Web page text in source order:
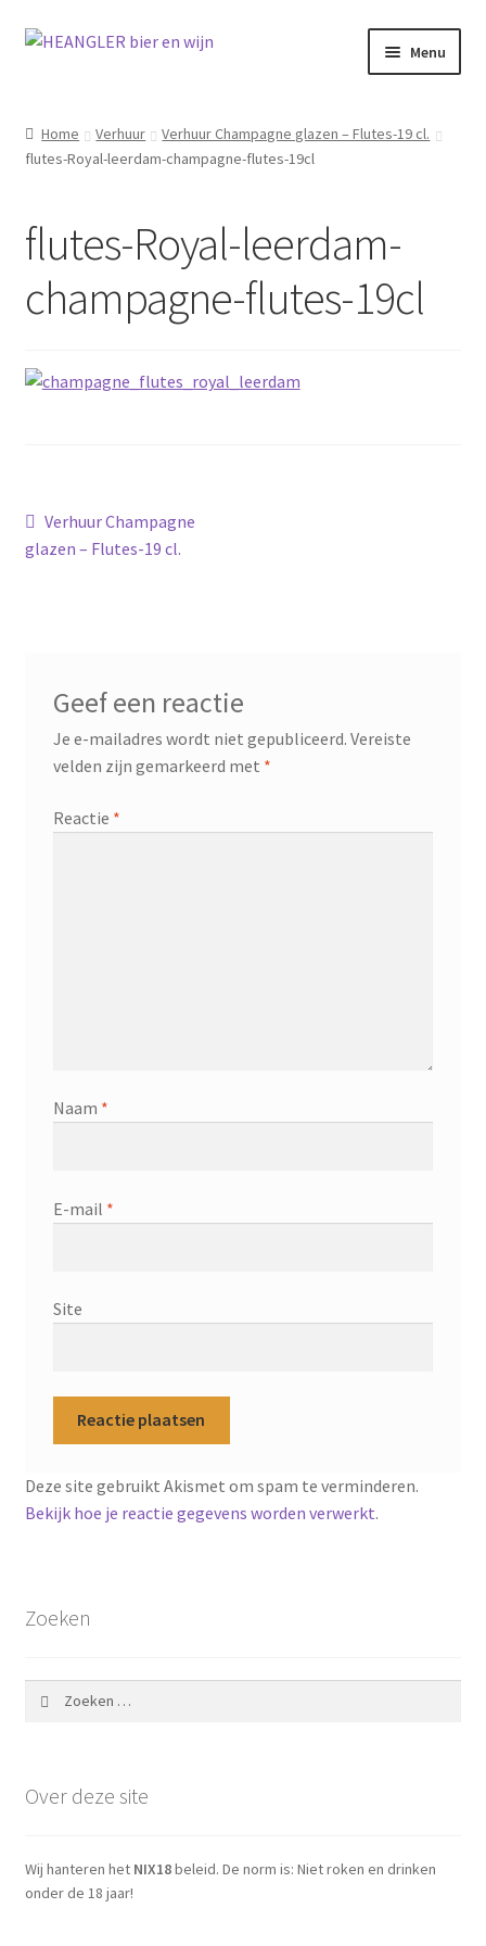
Ga
Ga
Menu
Home Verhuur
Verhuur Champagne glazen – Flutes-19 cl.
flutes-Royal-leerdam-champagne-flutes-19cl
flutes-Royal-leerdam-
champagne-flutes-19cl
Bericht
navigatie
Vorig
bericht:
Verhuur Champagne
glazen – Flutes-19 cl.
Geef een reactie
Je e-mailadres wordt niet gepubliceerd. Vereiste
velden zijn gemarkeerd met *
Reactie *
Naam *
E-mail *
Site
Deze site gebruikt Akismet om spam te verminderen.
Bekijk hoe je reactie gegevens worden verwerkt.
Zoeken
Over deze site
Wij hanteren het NIX18beleid. De norm is: Niet roken en drinken
onder de 18 jaar!